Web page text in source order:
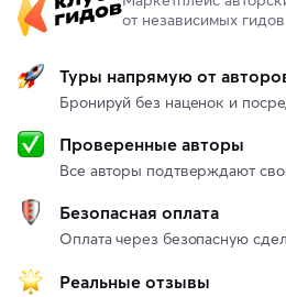
от независимых гидов
Туры напрямую от
Бронируй без наценок и
Проверенные авторы
Все авторы подтверждают
Безопасная оплата
Оплата через безопасную
Реальные отзывы